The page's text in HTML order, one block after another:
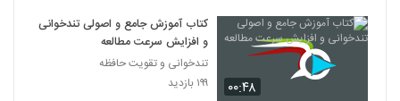
۰۰:۴۸
کتاب آموزش جامع و اصولی تندخوانی
و افزایش سرعت مطالعه
تندخوانی و تقویت حافظه
۱۹۹ بازدید